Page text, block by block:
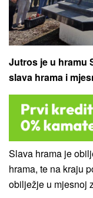
Jutros je u hramu
slava hrama i
Slava hrama je
hrama, te na kraju
obilježje u mjesnoj